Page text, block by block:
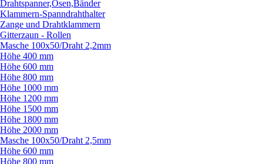
Drahtspanner,Ösen,Bänder
Klammern-Spanndrahthalter
Zange und Drahtklammern
Gitterzaun - Rollen
Masche 100x50/Draht 2,2mm
Höhe 400 mm
Höhe 600 mm
Höhe 800 mm
Höhe 1000 mm
Höhe 1200 mm
Höhe 1500 mm
Höhe 1800 mm
Höhe 2000 mm
Masche 100x50/Draht 2,5mm
Höhe 600 mm
Höhe 800 mm